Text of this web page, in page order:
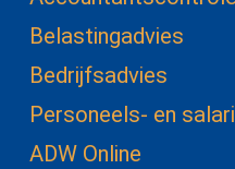
Belastingadvies
Bedrijfsadvies
Personeels- en
ADW Online